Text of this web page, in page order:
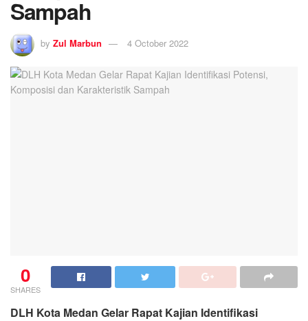
Sampah
by Zul Marbun 4 October 2022
0
SHARES
DLH Kota Medan Gelar Rapat Kajian Identifikasi